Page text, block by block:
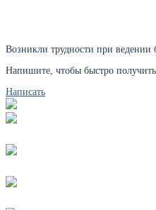
Возникли трудности при ведении
Напишите, чтобы быстро получить
Написать